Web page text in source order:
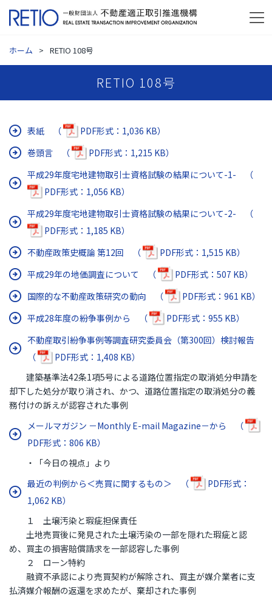
ホーム RETIO 108号
RETIO 108号
表紙 （
PDF形式：1,036 KB）
巻頭言 （
PDF形式：1,215 KB）
平成29年度宅地建物取引士資格試験の結果について-1- （
PDF形式：1,056 KB）
平成29年度宅地建物取引士資格試験の結果について-2- （
PDF形式：1,185 KB）
不動産政策史概論 第12回 （
PDF形式：1,515 KB）
平成29年の地価調査について （
PDF形式：507 KB）
国際的な不動産政策研究の動向 （
PDF形式：961 KB）
平成28年度の紛争事例から （
PDF形式：955 KB）
不動産取引紛争事例等調査研究委員会（第300回）検討報告
（
PDF形式：1,408 KB）
建築基準法42条1項5号による道路位置指定の取消処分申請を
却下した処分が取り消され、かつ、道路位置指定の取消処分の義
務付けの訴えが認容された事例
メールマガジン －Monthly E-mail Magazine－から （
PDF形式：806 KB）
・「今日の視点」より
最近の判例から＜売買に関するもの＞ （
PDF形式：
1,062 KB）
１ 土壌汚染と瑕疵担保責任
土地売買後に発見された土壌汚染の一部を隠れた瑕疵と認
め、買主の損害賠償請求を一部認容した事例
２ ローン特約
融資不承認により売買契約が解除され、買主が媒介業者に支
払済媒介報酬の返還を求めたが、棄却された事例